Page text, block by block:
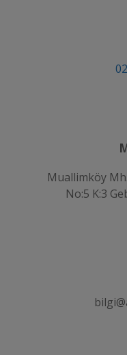
Muallimköy
No:5 K:3